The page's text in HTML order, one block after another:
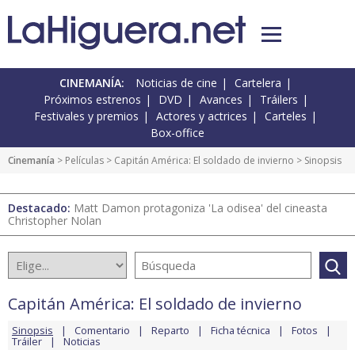
CINEMANÍA: Noticias de cine
Cartelera
Próximos estrenos
DVD Avances
Tráilers
Festivales y premios
Actores y actrices
Carteles
Box-office
Cinemanía > Películas > Capitán América: El soldado de invierno > Sinopsis
Destacado: Matt Damon protagoniza 'La odisea' del cineasta
Christopher Nolan
Capitán América: El soldado de invierno
Sinopsis Comentario Reparto Ficha técnica Fotos
Tráiler Noticias